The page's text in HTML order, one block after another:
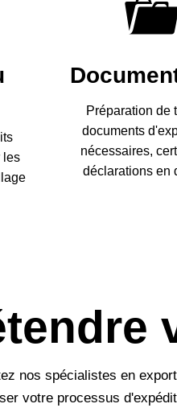
les
Préparation de
documents
nécessaires,
déclarations en
nos spécialistes en
votre processus